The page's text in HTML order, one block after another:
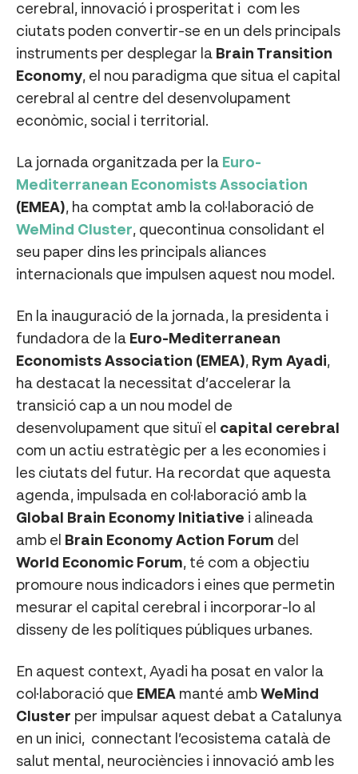
cerebral, innovació i prosperitat i com les
ciutats poden convertir-se en un dels principals
instruments per desplegar la Brain Transition
Economy, el nou paradigma que situa el capital
cerebral al centre del desenvolupament
econòmic, social i territorial.
La jornada organitzada per la Euro-
Mediterranean Economists Association
(EMEA), ha comptat amb la col·laboració de
WeMind Cluster, quecontinua consolidant el
seu paper dins les principals aliances
internacionals que impulsen aquest nou model.
En la inauguració de la jornada, la presidenta i
fundadora de la Euro-Mediterranean
Economists Association (EMEA), Rym Ayadi,
ha destacat la necessitat d’accelerar la
transició cap a un nou model de
desenvolupament que situï el capital cerebral
com un actiu estratègic per a les economies i
les ciutats del futur. Ha recordat que aquesta
agenda, impulsada en col·laboració amb la
Global Brain Economy Initiative i alineada
amb el Brain Economy Action Forum del
World Economic Forum, té com a objectiu
promoure nous indicadors i eines que permetin
mesurar el capital cerebral i incorporar-lo al
disseny de les polítiques públiques urbanes.
En aquest context, Ayadi ha posat en valor la
col·laboració que EMEA manté ambWeMind
Cluster per impulsar aquest debat a Catalunya
en un inici, connectant l’ecosistema català de
salut mental, neurociències i innovació amb les